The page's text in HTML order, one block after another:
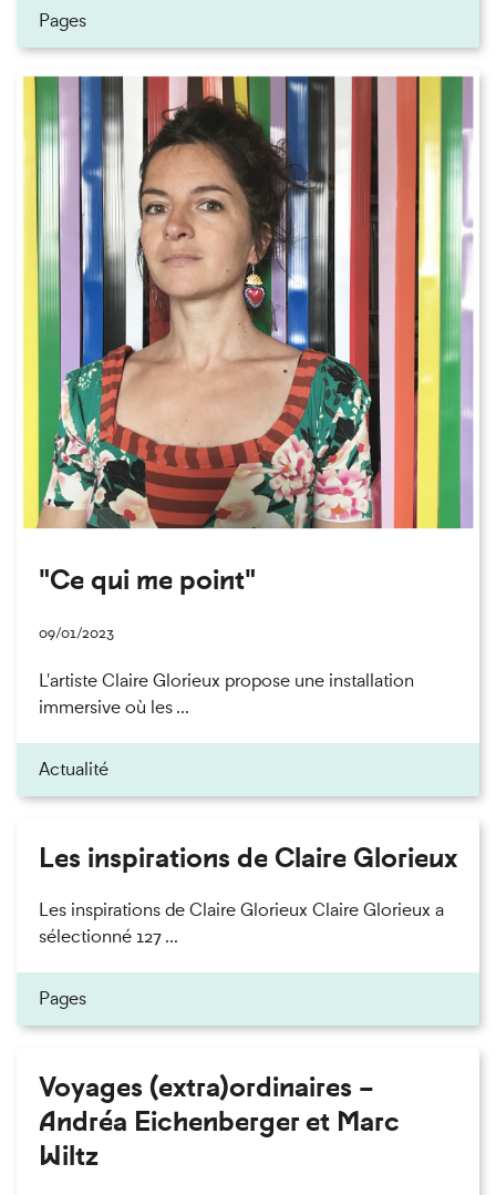
Pages
"Ce qui me point"
09/01/2023
L'artiste Claire Glorieux propose une installation
immersive où les ...
Actualité
Les inspirations de Claire Glorieux
Les inspirations de Claire Glorieux Claire Glorieux a
sélectionné 127 ...
Pages
Voyages (extra)ordinaires –
Andréa Eichenberger et Marc
Wiltz